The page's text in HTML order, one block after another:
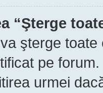
“Şterge
şterge
pe
urmei